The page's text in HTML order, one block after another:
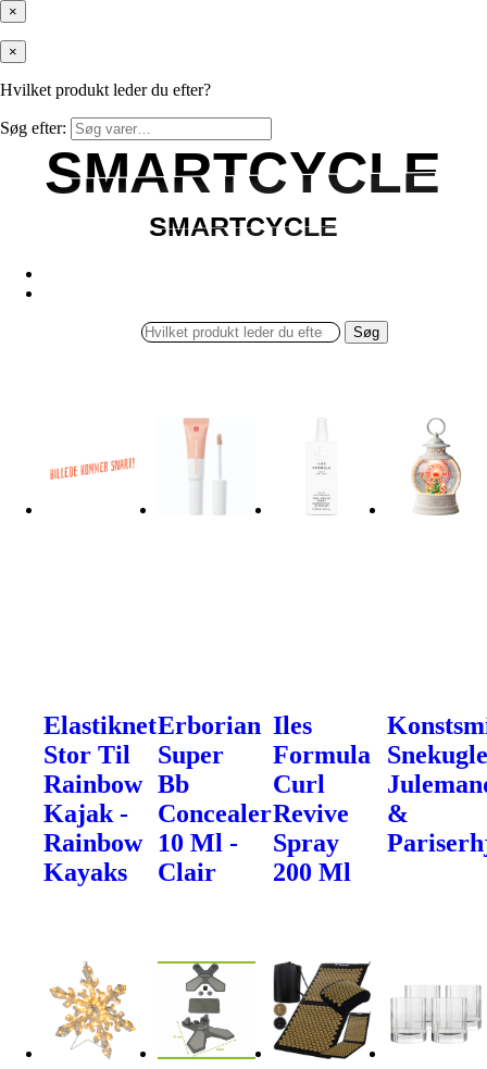
×
×
Hvilket produkt leder du efter?
Søg efter:
SMARTCYCLE
SMARTCYCLE
SMARTCYCLE
SMARTCYCLE
Søg
Elastiknet
Stor Til
Rainbow
Kajak -
Rainbow
Kayaks
Erborian
Super
Bb
Concealer
10 Ml -
Clair
Iles
Formula
Curl
Revive
Spray
200 Ml
&